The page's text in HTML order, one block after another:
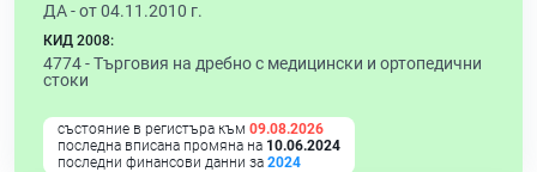
ДА - от 04.11.2010 г.
КИД 2008:
4774 -Търговия на дребно с медицински и ортопедични
стоки
състояние в регистъра към 09.08.2026
последна вписана промяна на 10.06.2024
последни финансови данни за 2024